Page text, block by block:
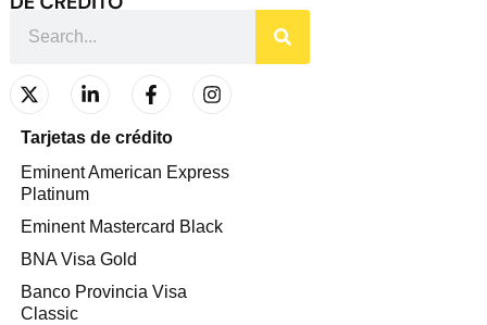
Tarjetas de crédito
Eminent American Express
Platinum
Eminent Mastercard Black
BNA Visa Gold
Banco Provincia Visa
Classic